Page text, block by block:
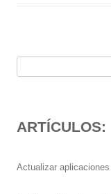
ARTÍCULOS:
Actualizar aplicaciones